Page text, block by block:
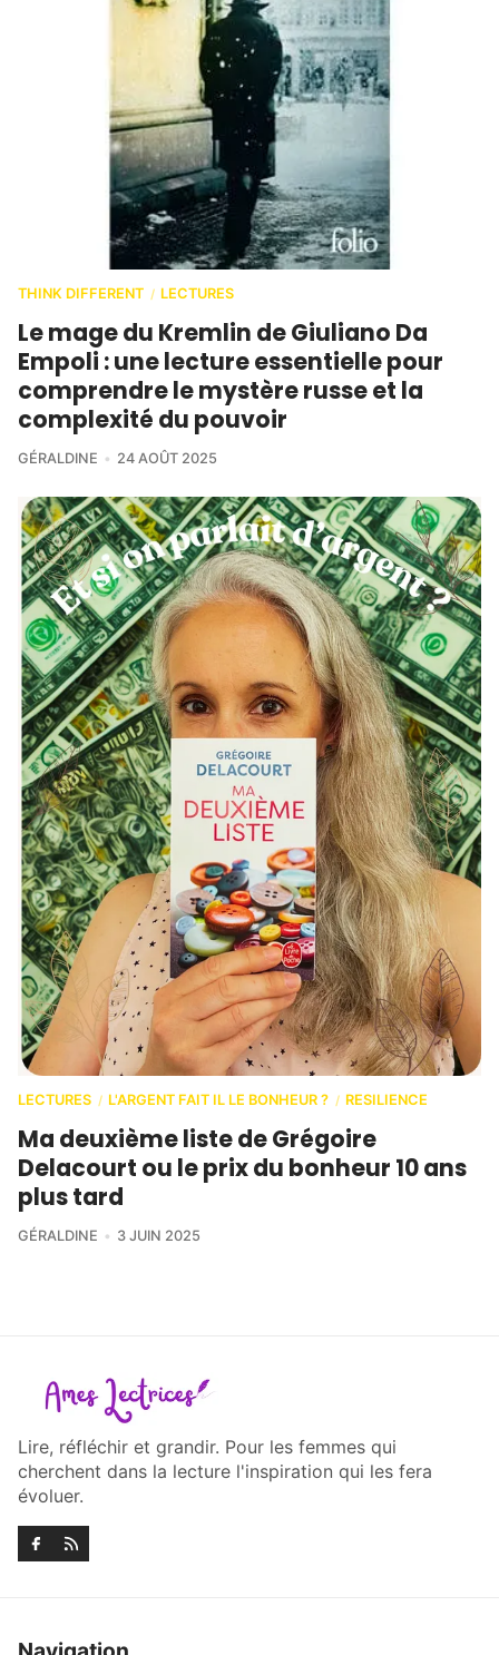
THINK DIFFERENT / LECTURES
Le mage du Kremlin de Giuliano Da
Empoli : une lecture essentielle pour
comprendre le mystère russe et la
complexité du pouvoir
GÉRALDINE 24 AOÛT 2025
LECTURES / L'ARGENT FAIT IL LE BONHEUR ? / RESILIENCE
Ma deuxième liste de Grégoire
Delacourt ou le prix du bonheur 10 ans
plus tard
GÉRALDINE 3 JUIN 2025
Lire, réfléchir et grandir. Pour les femmes qui
cherchent dans la lecture l'inspiration qui les fera
évoluer.